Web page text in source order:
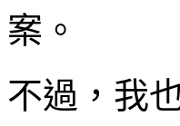
案。
不過，我